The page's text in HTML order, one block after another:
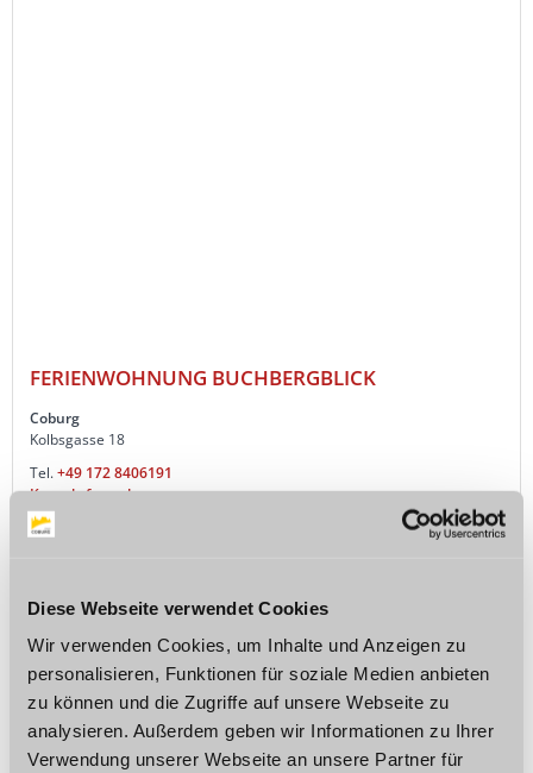
Diese Webseite verwendet Cookies
Wir verwenden Cookies, um Inhalte und Anzeigen zu
personalisieren, Funktionen für soziale Medien anbieten
zu können und die Zugriffe auf unsere Webseite zu
analysieren. Außerdem geben wir Informationen zu Ihrer
Verwendung unserer Webseite an unsere Partner für
FERIENWOHNUNG BUCHBERGBLICK
Coburg
Kolbsgasse 18
Tel.+49 172 8406191
Kontaktformular »
Details